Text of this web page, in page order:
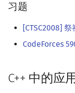
习题
[CTSC2008] 祭
CodeForces
C++ 中的应